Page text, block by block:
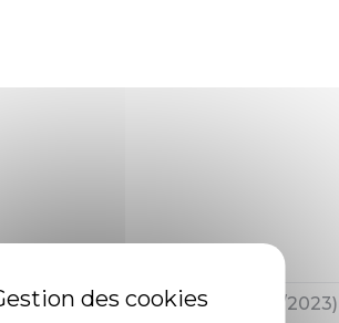
28-5 (66,84 ko, publié le 27/09/2023)